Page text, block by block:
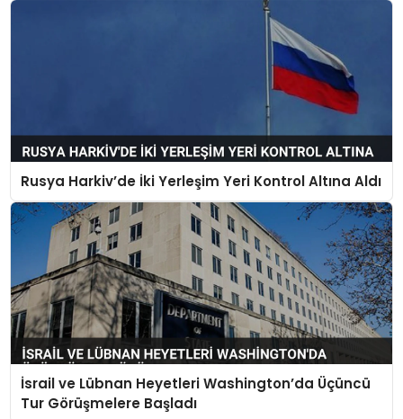
Rusya Harkiv’de İki Yerleşim Yeri Kontrol Altına Aldı
İsrail ve Lübnan Heyetleri Washington’da Üçüncü
Tur Görüşmelere Başladı